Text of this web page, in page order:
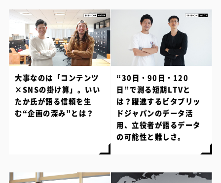
大事なのは「コンテンツ
×SNSの掛け算」。いい
たか氏が語る信頼を生
む“企画の深み”とは？
“30日・90日・120
日”で測る短期LTVと
は？躍進するビタブリッ
ドジャパンのデータ活
用、立役者が語るデータ
の可能性と難しさ。